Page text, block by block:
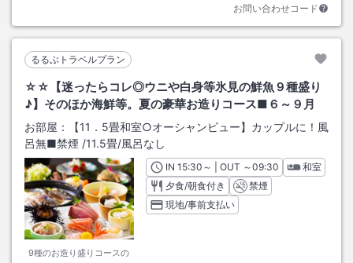
お問い合わせコード
るるぶトラベルプラン
☆☆【迷ったらコレ◎ウニや白身等氷見の鮮魚９種盛り
♪】そのほか海鮮等。夏の豪華お造りコース■６～９月
お部屋：
【11．5畳和室○オーシャンビュー】カップルに！風
呂無■禁煙 /11.5畳/風呂なし
9種のお造り盛りコースの
INチェックイン
15:30 ～ | OUT チェックアウト
～09:30
和室
夕食/朝食付き
禁煙
現地/事前支払い